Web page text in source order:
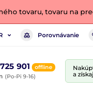
tovaru, tovaru na
Porovnávanie
901 offline
(Po-Pi 9-16)
a